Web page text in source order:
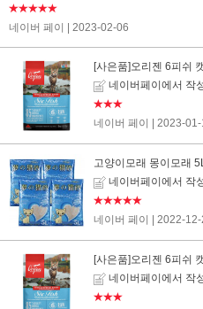
★★★★★
네이버 페이
| 2023-02-06
[사은품]오리젠 6피쉬
네이버페이에서 작
★★★
네이버 페이
| 2023-
고양이모래 몽이모래
네이버페이에서 작
★★★★★
네이버 페이
| 2022-
[사은품]오리젠 6피쉬
네이버페이에서 작
★★★